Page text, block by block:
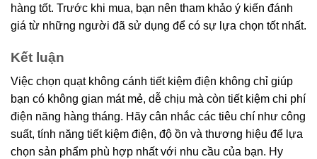
hàng tốt. Trước khi mua, bạn nên tham khảo ý kiến đánh
giá từ những người đã sử dụng để có sự lựa chọn tốt nhất.
Kết luận
Việc chọn quạt không cánh tiết kiệm điện không chỉ giúp
bạn có không gian mát mẻ, dễ chịu mà còn tiết kiệm chi phí
điện năng hàng tháng. Hãy cân nhắc các tiêu chí như công
suất, tính năng tiết kiệm điện, độ ồn và thương hiệu để lựa
chọn sản phẩm phù hợp nhất với nhu cầu của bạn. Hy